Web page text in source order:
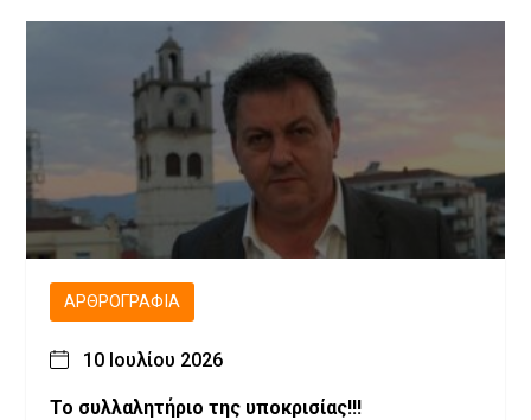
ΑΡΘΡΟΓΡΑΦΊΑ
10 Ιουλίου 2026
Το συλλαλητήριο της υποκρισίας!!!